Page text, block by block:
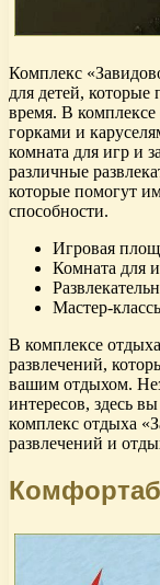
Комплекс
для детей, которые
время. В комплексе
горками и
комната для игр и
различные
которые помогут
способности.
Игровая
Комната для
Мастер-
В комплексе
развлечений,
вашим отдыхом.
интересов, здесь
комплекс отдыха
развлечений и